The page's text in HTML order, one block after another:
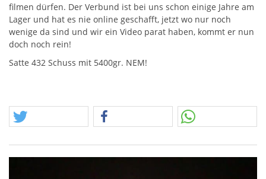
filmen dürfen. Der Verbund ist bei uns schon einige Jahre am
Lager und hat es nie online geschafft, jetzt wo nur noch
wenige da sind und wir ein Video parat haben, kommt er nun
doch noch rein!
Satte 432 Schuss mit 5400gr. NEM!